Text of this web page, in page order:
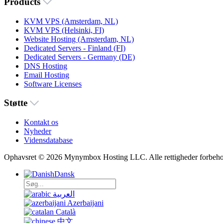
KVM VPS (Amsterdam, NL)
KVM VPS (Helsinki, FI)
Website Hosting (Amsterdam, NL)
Dedicated Servers - Finland (FI)
Dedicated Servers - Germany (DE)
DNS Hosting
Email Hosting
Software Licenses
Støtte
Kontakt os
Nyheder
Vidensdatabase
Ophavsret © 2026 Mynymbox Hosting LLC. Alle rettigheder
Dansk
العربية
Azerbaijani
Català
中文